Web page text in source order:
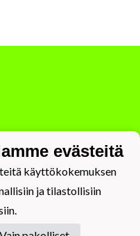
evästeitä
käyttökokemuksen
ja tilastollisiin